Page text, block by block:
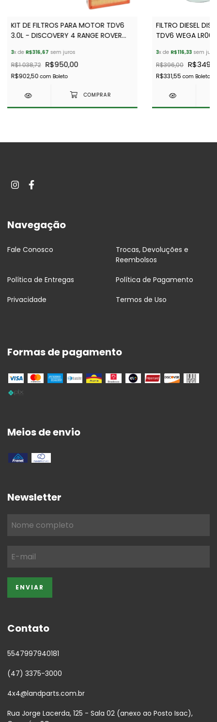
KIT DE FILTROS PARA MOTOR TDV6
3.0L - DISCOVERY 4 RANGE ROVER
3x de R$316,67 sem juros
R$1.038,72 R$950,00
R$902,50com Boleto
FILTRO DIESEL
TDV6 WEGA
3x de R$116,33sem
R$396,00
R$331,55 com Boleto
Navegação
Fale Conosco
Trocas, Devoluções e
Reembolsos
Política de Entregas Política de Pagamento
Privacidade Termos de Uso
Formas de pagamento
Meios de envio
Newsletter
Contato
5547997940181
(47) 3375-3000
4x4@landparts.com.br
Rua Jorge Lacerda, 125 - Sala 02 (anexo ao Posto Isac),